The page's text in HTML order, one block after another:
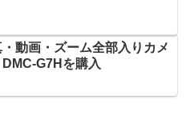
動画・ズーム全部入りカメ
G7Hを購入